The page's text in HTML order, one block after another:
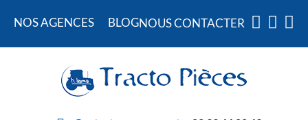
NOS AGENCES BLOGNOUS CONTACTER